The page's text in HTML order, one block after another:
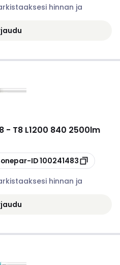
hinnan ja
- T8 L1200 840 2500lm
ID100241483
hinnan ja